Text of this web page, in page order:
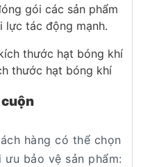
gói các sản phẩm
lực tác động mạnh.
thước hạt bóng khí
hàng có thể chọn
bảo vệ sản phẩm: